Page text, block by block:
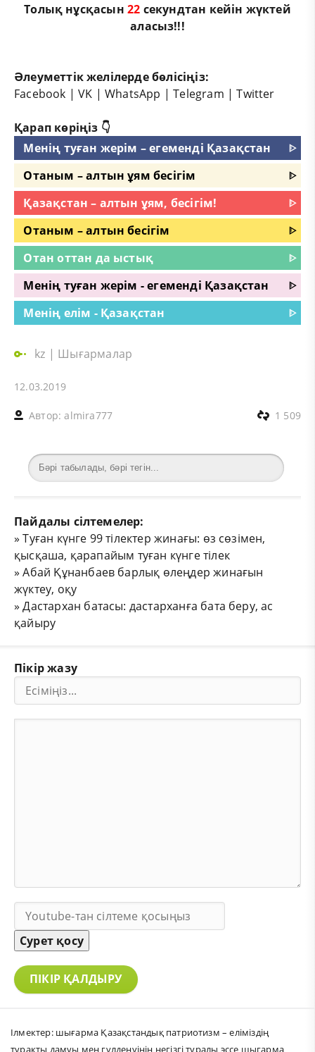
Толық нұсқасын22 секундтан кейін жүктей
аласыз!!!
Әлеуметтік желілерде бөлісіңіз:
Facebook |VK |WhatsApp |Telegram |Twitter
Қарап көріңіз 👇
Менің туған жерім – егеменді Қазақстан
ᐈ
Отаным – алтын ұям бесігім
ᐈ
Қазақстан – алтын ұям, бесігім!
ᐈ
Отаным – алтын бесігім
ᐈ
Отан оттан да ыстық
ᐈ
Менің туған жерім - егеменді Қазақстан
ᐈ
Менің елім - Қазақстан
ᐈ
kz | Шығармалар
12.03.2019
Автор:almira777 1 509
Пайдалы сілтемелер:
»Туған күнге 99 тілектер жинағы: өз сөзімен,
қысқаша, қарапайым туған күнге тілек
»Абай Құнанбаев барлық өлеңдер жинағын
жүктеу, оқу
»Дастархан батасы: дастарханға бата беру, ас
қайыру
Пікір жазу
Сурет қосу
ПІКІР ҚАЛДЫРУ
Ілмектер: шығарма Қазақстандық патриотизм – еліміздің
тұрақты дамуы мен гүлденуінің негізгі туралы эссе шыгарма